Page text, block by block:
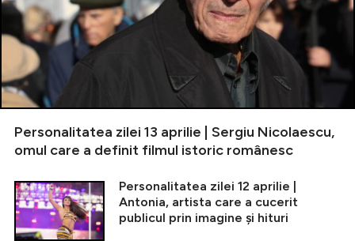
Personalitatea zilei 13 aprilie | Sergiu Nicolaescu,
omul care a definit filmul istoric românesc
Personalitatea zilei 12 aprilie |
Antonia, artista care a cucerit
publicul prin imagine și hituri